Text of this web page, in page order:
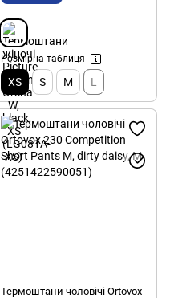
Розмірна таблиця
XS S M L
Термоштани чоловічі Ortovox